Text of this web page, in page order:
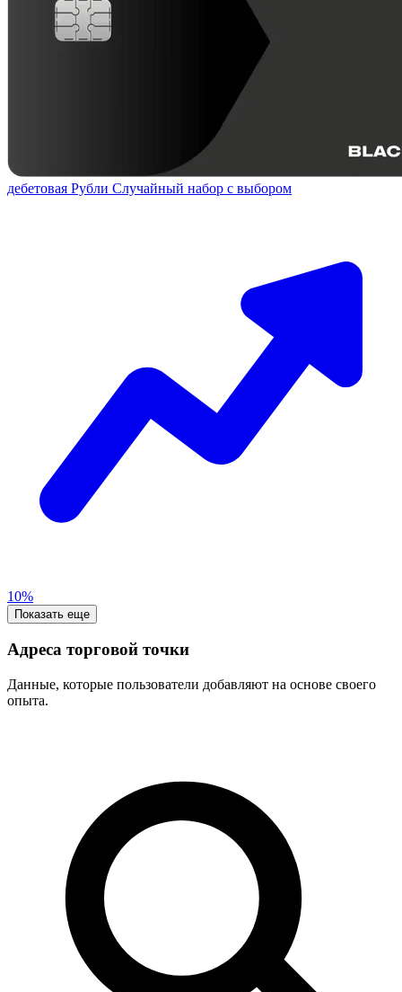
дебетовая Рубли Случайный набор с выбором
10%
Показать еще
Адреса торговой точки
Данные, которые пользователи добавляют на основе своего
опыта.